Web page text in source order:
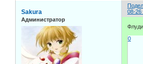
08-26
Sakura
Администратор
0